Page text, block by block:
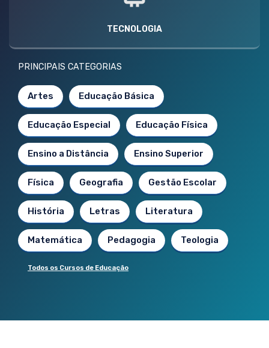
TECNOLOGIA
PRINCIPAIS CATEGORIAS
Artes Educação Básica
Educação Especial Educação Física
Ensino a Distância Ensino Superior
Física Geografia Gestão Escolar
História Letras Literatura
Matemática Pedagogia Teologia
Todos os Cursos de Educação